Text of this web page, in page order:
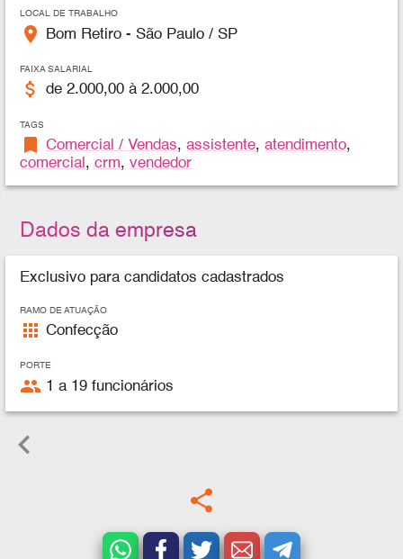
LOCAL DE TRABALHO
place Bom Retiro - São Paulo / SP
FAIXA SALARIAL
attach_money de 2.000,00 à 2.000,00
TAGS
bookmark Comercial / Vendas,assistente,atendimento,
comercial ,crm,vendedor
Dados da empresa
Exclusivo para candidatos cadastrados
RAMO DE ATUAÇÃO
apps Confecção
PORTE
people 1 a 19 funcionários
keyboard_arrow_left
share